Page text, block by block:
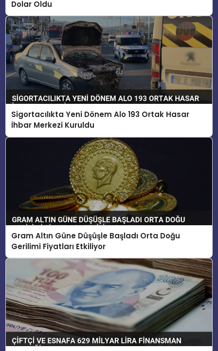
Dolar Oldu
Sigortacılıkta Yeni Dönem Alo 193 Ortak Hasar
İhbar Merkezi Kuruldu
Gram Altın Güne Düşüşle Başladı Orta Doğu
Gerilimi Fiyatları Etkiliyor